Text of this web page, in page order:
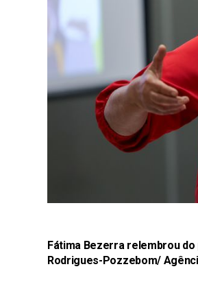
Fátima Bezerra relembrou
Rodrigues-Pozzebom/